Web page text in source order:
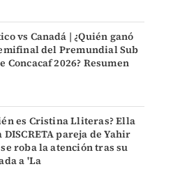
vs Canadá | ¿Quién ganó
del Premundial Sub
Concacaf 2026? Resumen
es Cristina Lliteras? Ella
DISCRETA pareja de Yahir
roba la atención tras su
a 'La